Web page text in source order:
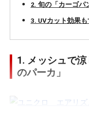
2. 旬の「カーゴパ
3. UVカット効果
1. メッシュで
のパーカ」